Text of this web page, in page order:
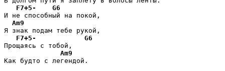
F7+5-
G6
И не способный на покой,
Am9
Я знак подам тебе рукой,
F7+5-
G6
Прощаясь с тобой,
Am9
Как будто с легендой.